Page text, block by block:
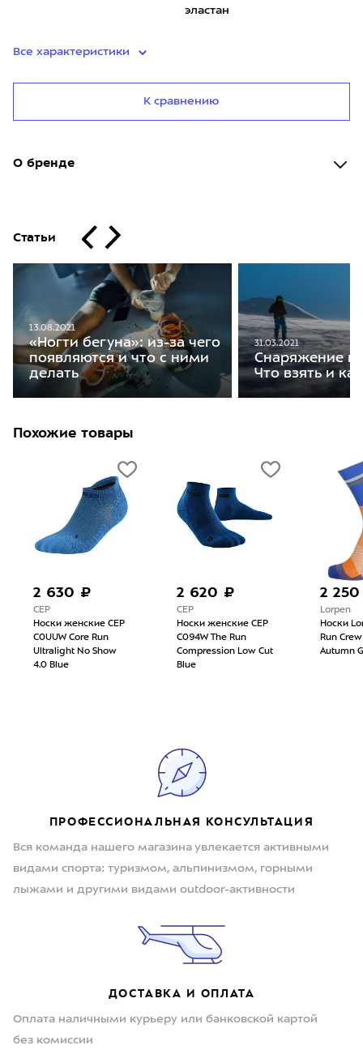
эластан
Все характеристики
К сравнению
О бренде
Статьи
13.08.2021
«Ногти бегуна»: из-за чего
появляются и что с ними
делать
31.03.2021
Снаряжение
Что взять и
Похожие товары
2 630 ₽
CEP
Носки женские CEP
C0UUW Core Run
Ultralight No Show
4.0 Blue
2 620 ₽
CEP
Носки женские CEP
C094W The Run
Compression Low Cut
Blue
2
Lorpen
Носки
Run Crew
Autumn
ПРОФЕССИОНАЛЬНАЯ КОНСУЛЬТАЦИЯ
Вся команда нашего магазина увлекается активными
видами спорта: туризмом, альпинизмом, горными
лыжами и другими видами outdoor-активности
ДОСТАВКА И ОПЛАТА
Оплата наличными курьеру или банковской картой
без комиссии